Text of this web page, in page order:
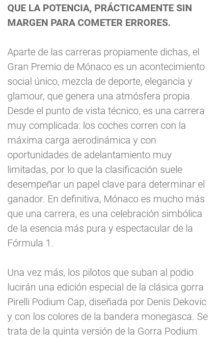
QUE LA POTENCIA, PRÁCTICAMENTE SIN
MARGEN PARA COMETER ERRORES.
Aparte de las carreras propiamente dichas, el
Gran Premio de Mónaco es un acontecimiento
social único, mezcla de deporte, elegancia y
glamour, que genera una atmósfera propia.
Desde el punto de vista técnico, es una carrera
muy complicada: los coches corren con la
máxima carga aerodinámica y con
oportunidades de adelantamiento muy
limitadas, por lo que la clasificación suele
desempeñar un papel clave para determinar el
ganador. En definitiva, Mónaco es mucho más
que una carrera, es una celebración simbólica
de la esencia más pura y espectacular de la
Fórmula 1.
Una vez más, los pilotos que suban al podio
lucirán una edición especial de la clásica gorra
Pirelli Podium Cap, diseñada por Denis Dekovic
y con los colores de la bandera monegasca. Se
trata de la quinta versión de la Gorra Podium